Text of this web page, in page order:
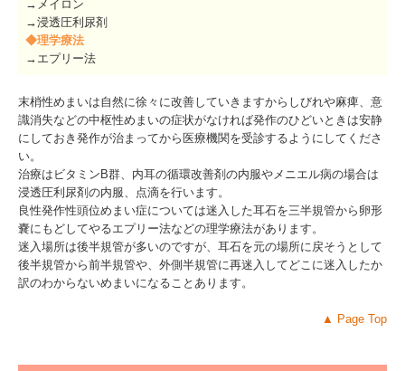
→メイロン
→浸透圧利尿剤
◆理学療法
→エプリー法
末梢性めまいは自然に徐々に改善していきますからしびれや麻痺、意
識消失などの中枢性めまいの症状がなければ発作のひどいときは安静
にしておき発作が治まってから医療機関を受診するようにしてくださ
い。
治療はビタミンB群、内耳の循環改善剤の内服やメニエル病の場合は
浸透圧利尿剤の内服、点滴を行います。
良性発作性頭位めまい症については迷入した耳石を三半規管から卵形
嚢にもどしてやるエプリー法などの理学療法があります。
迷入場所は後半規管が多いのですが、耳石を元の場所に戻そうとして
後半規管から前半規管や、外側半規管に再迷入してどこに迷入したか
訳のわからないめまいになることあります。
▲ Page Top